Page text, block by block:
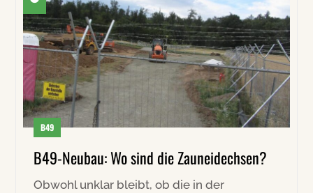
B49
B49-Neubau: Wo sind die Zauneidechsen?
Obwohl unklar bleibt, ob die in der